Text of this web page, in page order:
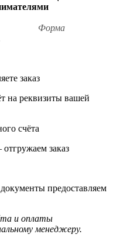
Форма
заказ
на реквизиты вашей
счёта
заказ
предоставляем
и оплаты
менеджеру.